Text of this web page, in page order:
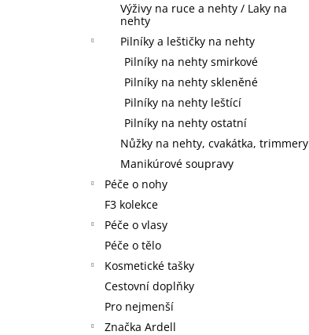
Výživy na ruce a nehty / Laky na
nehty
Pilníky a leštičky na nehty
Pilníky na nehty smirkové
Pilníky na nehty skleněné
Pilníky na nehty leštící
Pilníky na nehty ostatní
Nůžky na nehty, cvakátka, trimmery
Manikúrové soupravy
Péče o nohy
F3 kolekce
Péče o vlasy
Péče o tělo
Kosmetické tašky
Cestovní doplňky
Pro nejmenší
Značka Ardell
HOUBIČKA NA MAKE-UP, KULATÁ
59 Kč